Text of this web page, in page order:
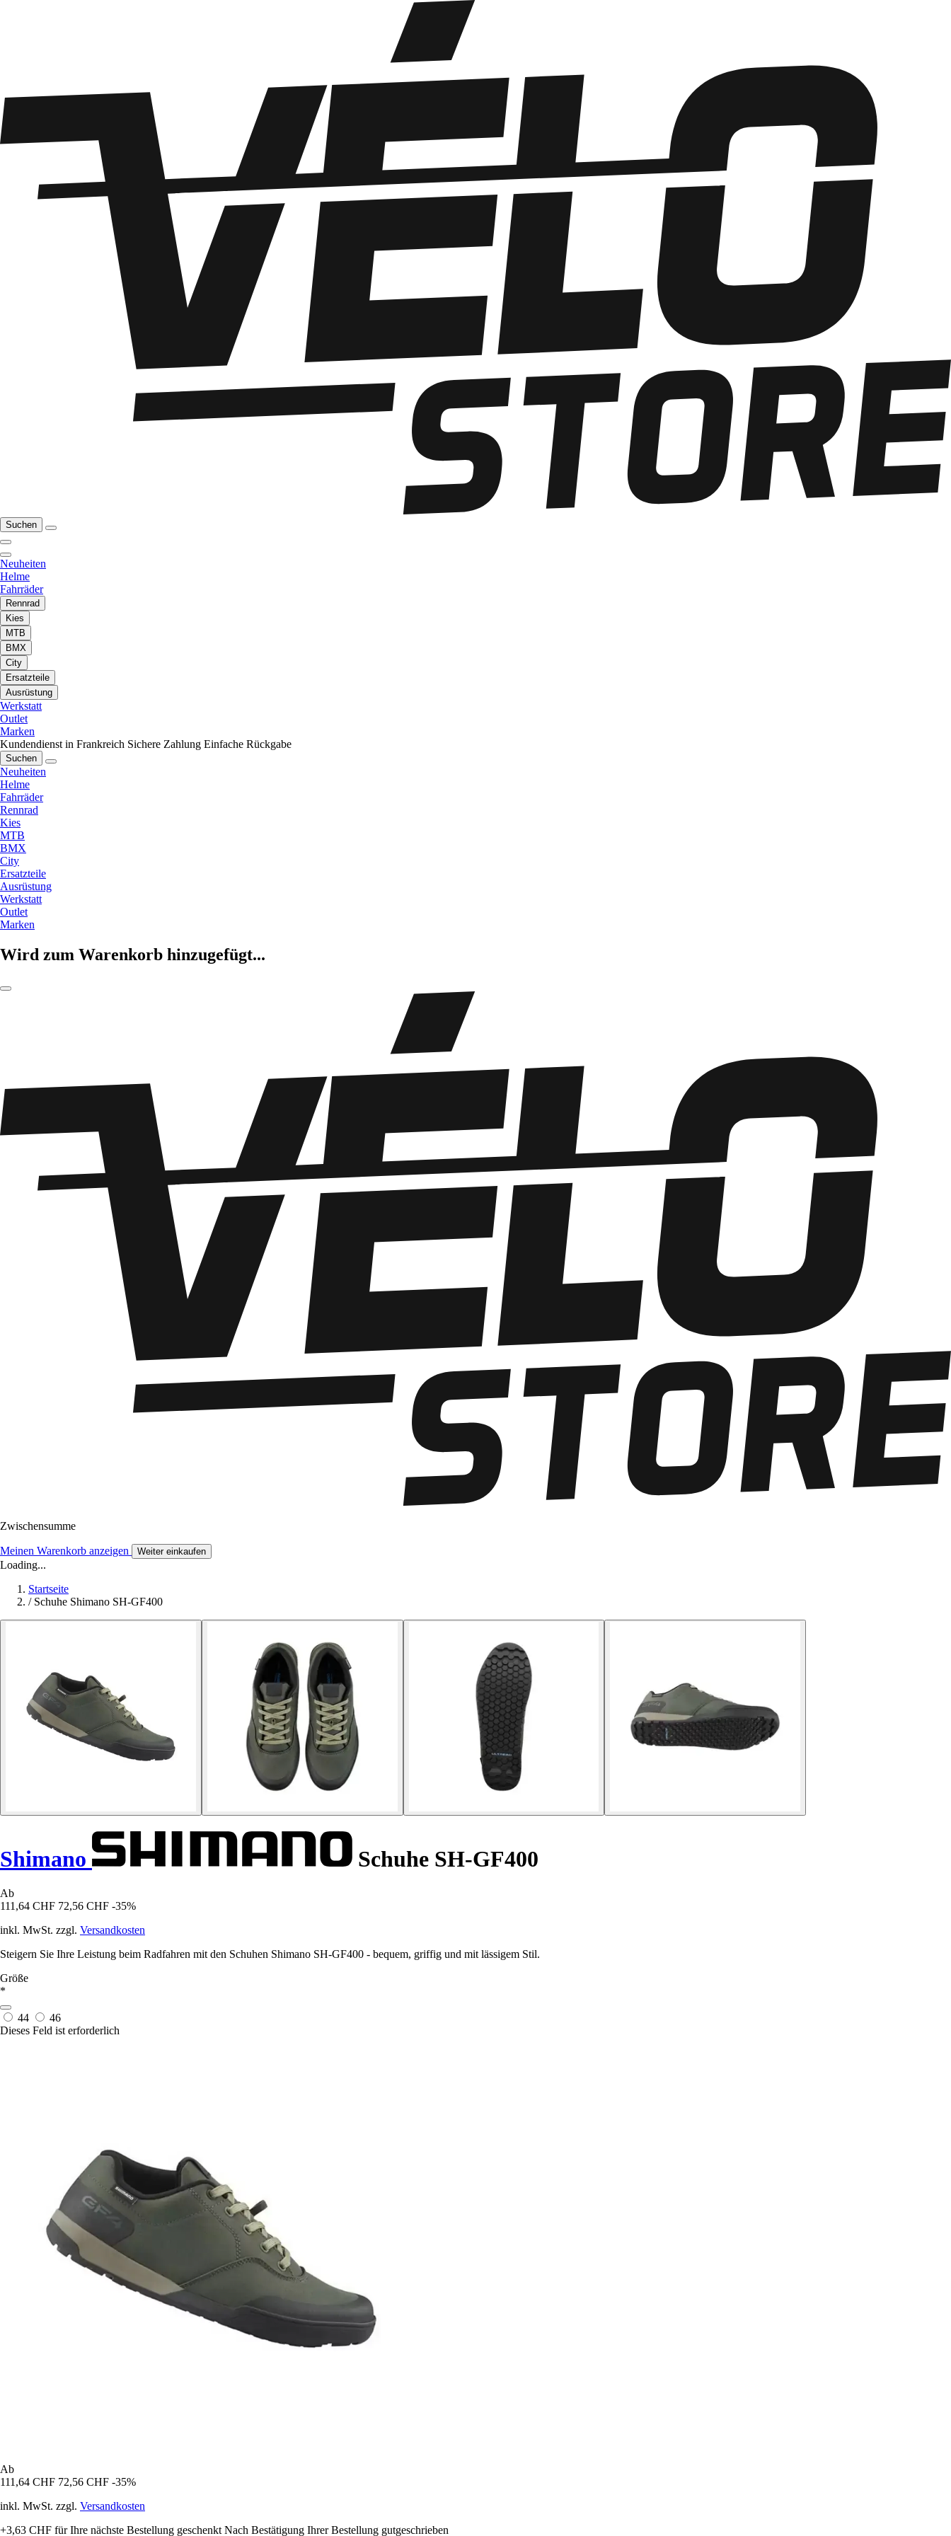
Suchen
Neuheiten
Helme
Fahrräder
Rennrad
Kies
MTB
BMX
City
Ersatzteile
Ausrüstung
Werkstatt
Outlet
Marken
Kundendienst in Frankreich Sichere Zahlung Einfache Rückgabe
Suchen
Neuheiten
Helme
Fahrräder
Rennrad
Kies
MTB
BMX
City
Ersatzteile
Ausrüstung
Werkstatt
Outlet
Marken
Wird zum Warenkorb hinzugefügt...
Zwischensumme
Meinen Warenkorb anzeigen Weiter einkaufen
Loading...
Startseite
/ Schuhe Shimano SH-GF400
Shimano Schuhe SH-GF400
Ab
111,64 CHF 72,56 CHF -35%
inkl. MwSt. zzgl. Versandkosten
Steigern Sie Ihre Leistung beim Radfahren mit den Schuhen Shimano SH-GF400 - bequem, griffig und mit lässigem Stil.
Größe
*
44
46
Dieses Feld ist erforderlich
Ab
111,64 CHF 72,56 CHF -35%
inkl. MwSt. zzgl. Versandkosten
+3,63 CHF für Ihre nächste Bestellung geschenkt Nach Bestätigung Ihrer Bestellung gutgeschrieben